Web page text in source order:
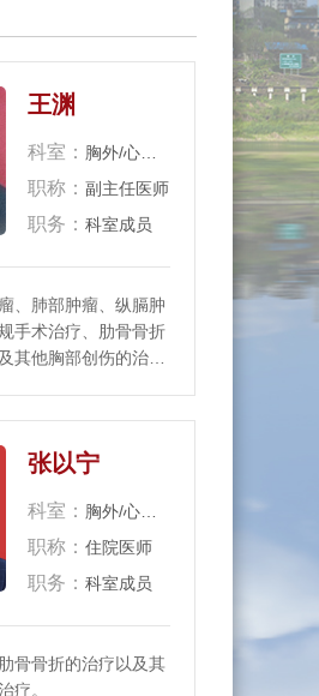
王渊
科室： 胸外/心脏大血管外科
职称：副主任医师
职务：科室成员
、肺部肿瘤、纵膈肿
手术治疗、肋骨骨折
其他胸部创伤的治
张以宁
科室： 胸外/心脏大血管外科
职称：住院医师
职务：科室成员
骨骨折的治疗以及其
疗。